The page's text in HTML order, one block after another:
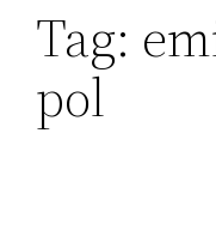
Tag:
pol